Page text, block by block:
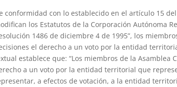
conformidad con lo establecido en el artículo 15
los Estatutos de la Corporación Autónoma
1486 de diciembre 4 de 1995”, los
el derecho a un voto por la entidad
establece que: “Los miembros de la
a un voto por la entidad territorial que
a efectos de votación, a la entidad